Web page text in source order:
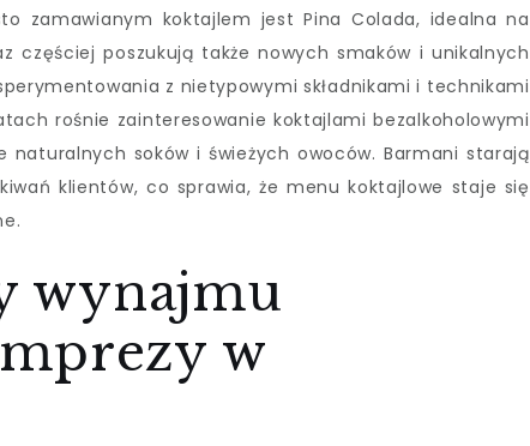
zamawianym koktajlem jest Pina Colada, idealna na
częściej poszukują także nowych smaków i unikalnych
z nietypowymi składnikami i technikami
rośnie zainteresowanie koktajlami bezalkoholowymi
soków i świeżych owoców. Barmani starają
klientów, co sprawia, że menu koktajlowe staje się
wynajmu
w